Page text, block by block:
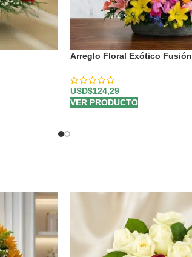
Arreglo Floral Exótico Fusión
USD$124,29
VER PRODUCTO